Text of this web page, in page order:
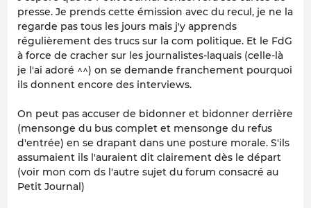
presse. Je prends cette émission avec du recul, je ne la
regarde pas tous les jours mais j'y apprends
régulièrement des trucs sur la com politique. Et le FdG
à force de cracher sur les journalistes-laquais (celle-là
je l'ai adoré ^^) on se demande franchement pourquoi
ils donnent encore des interviews.
On peut pas accuser de bidonner et bidonner derrière
(mensonge du bus complet et mensonge du refus
d'entrée) en se drapant dans une posture morale. S'ils
assumaient ils l'auraient dit clairement dès le départ
(voir mon com ds l'autre sujet du forum consacré au
Petit Journal)